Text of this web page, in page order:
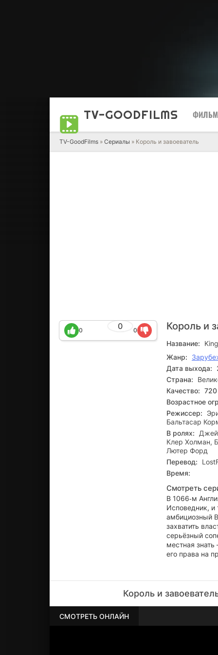
TV-GOODFILMS
TV-GoodFilms » Сериалы » Король и завоеватель
Король и
0
0 0
Название:
Жанр:
Дата выхода:
Страна:
Качество:
Возрастное
Режиссер:
Бальтасар
В ролях:
Клер Холман,
Лютер Форд
Перевод:
Время:
Смотреть
В 1066‑м
Исповедник, и
амбициозный
захватить
серьёзный
местная
его права на
Король и
СМОТРЕТЬ ОНЛАЙН